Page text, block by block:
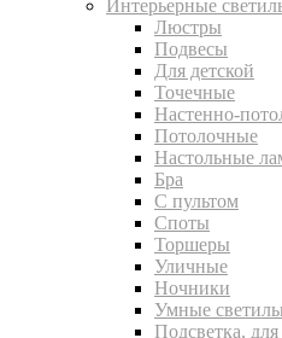
Интерьерные
Люстры
Подвесы
Для детской
Точечные
Настенно-
Потолочные
Настольные
Бра
С пультом
Споты
Торшеры
Уличные
Ночники
Умные
Подсветка,